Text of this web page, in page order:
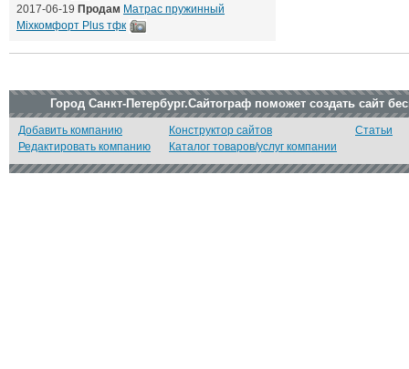
2017-06-19 Продам Матрас пружинный
Mixкомфорт Plus тфк
Город Санкт-Петербург.Сайтограф поможет создать сайт
Добавить компанию
Редактировать компанию
Конструктор сайтов
Каталог товаров/услуг компании
Статьи